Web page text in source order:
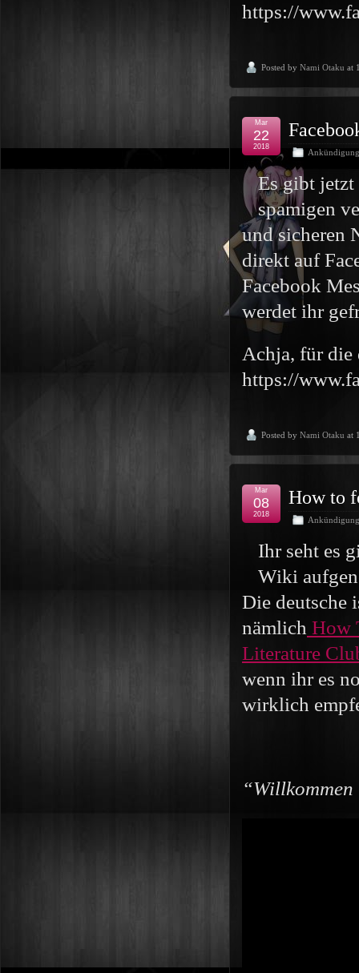
https://
Posted by Nami Otaku at
Mar
22
2018
Es gibt
spamigen
und sicheren
direkt auf
Facebook
werdet ihr
Achja, für die
https://
Posted by Nami Otaku at
How to
Mar
08
2018
Ihr seht es
Wiki
Die deutsche
nämlich How
Literature
wenn ihr es
wirklich